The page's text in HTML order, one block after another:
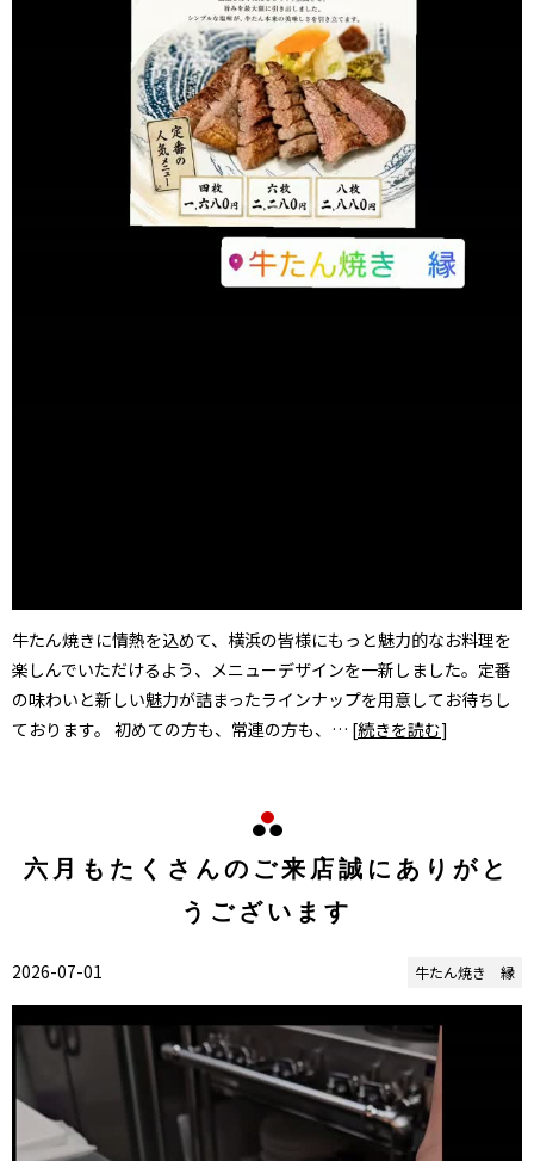
牛たん焼きに情熱を込めて、横浜の皆様にもっと魅力的なお料理を
楽しんでいただけるよう、メニューデザインを一新しました。定番
の味わいと新しい魅力が詰まったラインナップを用意してお待ちし
ております。 初めての方も、常連の方も、… [続きを読む]
六月もたくさんのご来店誠にありがと
うございます
2026-07-01 牛たん焼き 縁